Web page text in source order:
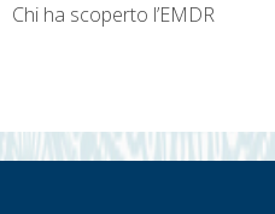
Chi ha scoperto l’EMDR